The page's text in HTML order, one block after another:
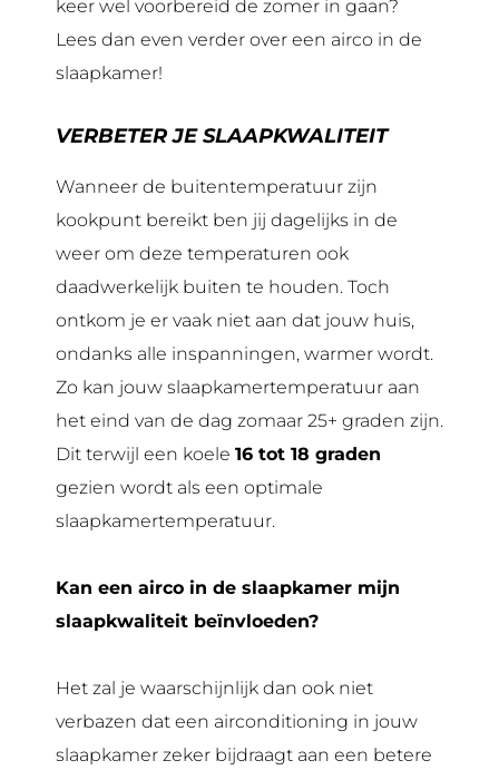
keer wel voorbereid de zomer in gaan?
Lees dan even verder over een airco in de
slaapkamer!
VERBETER JE SLAAPKWALITEIT
Wanneer de buitentemperatuur zijn
kookpunt bereikt ben jij dagelijks in de
weer om deze temperaturen ook
daadwerkelijk buiten te houden. Toch
ontkom je er vaak niet aan dat jouw huis,
ondanks alle inspanningen, warmer wordt.
Zo kan jouw slaapkamertemperatuur aan
het eind van de dag zomaar 25+ graden zijn.
Dit terwijl een koele 16 tot 18 graden
gezien wordt als een optimale
slaapkamertemperatuur.
Kan een airco in de slaapkamer mijn
slaapkwaliteit beïnvloeden?
Het zal je waarschijnlijk dan ook niet
verbazen dat een airconditioning in jouw
slaapkamer zeker bijdraagt aan een betere